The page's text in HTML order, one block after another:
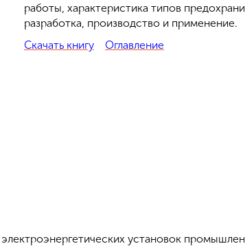
работы, характеристика типов
разработка, производство и применение.
Скачать книгу
Оглавление
установок